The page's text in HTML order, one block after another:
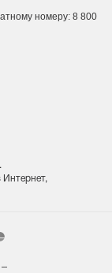
Интернет,
номеру: 8 800